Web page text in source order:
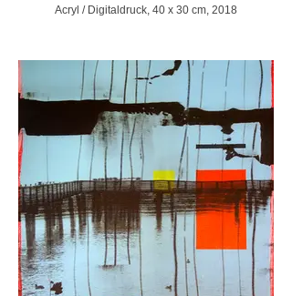
Acryl / Digitaldruck, 40 x 30 cm, 2018